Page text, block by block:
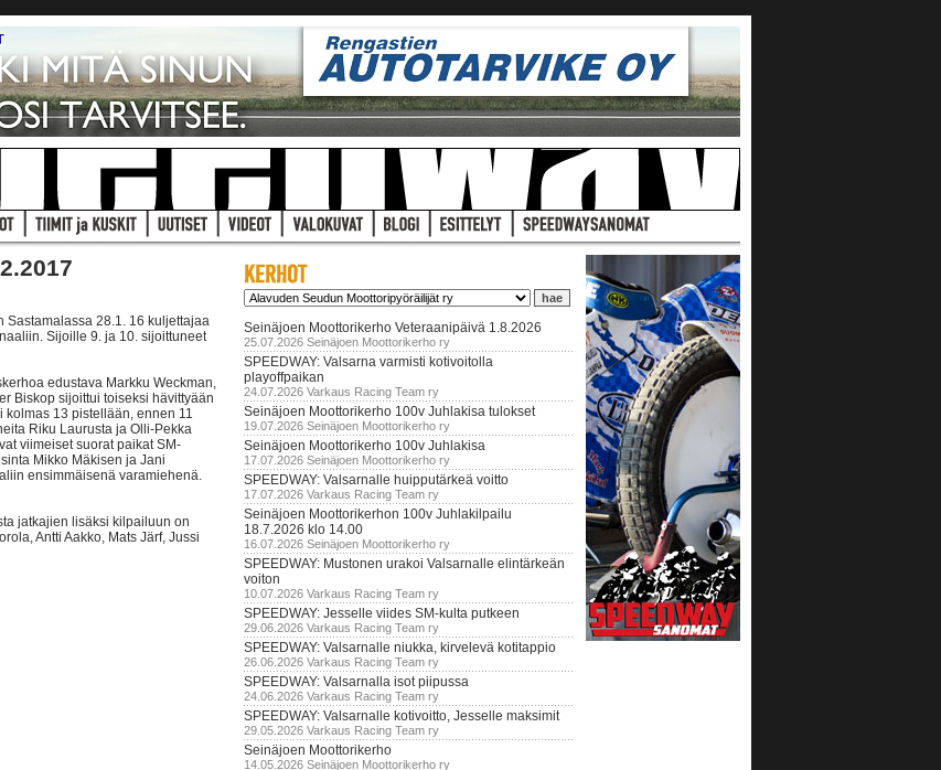
28.1. 16 kuljettajaa
Sijoille 9. ja 10. sijoittuneet
edustava Markku Weckman,
Biskop sijoittui toiseksi hävittyään
13 pistellään, ennen 11
Riku Laurusta ja Olli-Pekka
viimeiset suorat paikat SM-
Mikko Mäkisen ja Jani
ensimmäisenä varamiehenä.
jatkajien lisäksi kilpailuun on
Antti Aakko, Mats Järf, Jussi
Seinäjoen Moottorikerho Veteraanipäivä 1.8.2026
25.07.2026 Seinäjoen Moottorikerho ry
SPEEDWAY: Valsarna varmisti kotivoitolla
playoffpaikan
24.07.2026 Varkaus Racing Team ry
Seinäjoen Moottorikerho 100v Juhlakisa tulokset
19.07.2026 Seinäjoen Moottorikerho ry
Seinäjoen Moottorikerho 100v Juhlakisa
17.07.2026 Seinäjoen Moottorikerho ry
SPEEDWAY: Valsarnalle huipputärkeä voitto
17.07.2026 Varkaus Racing Team ry
Seinäjoen Moottorikerhon 100v Juhlakilpailu
18.7.2026 klo 14.00
16.07.2026 Seinäjoen Moottorikerho ry
SPEEDWAY: Mustonen urakoi Valsarnalle elintärkeän
voiton
10.07.2026 Varkaus Racing Team ry
SPEEDWAY: Jesselle viides SM-kulta putkeen
29.06.2026 Varkaus Racing Team ry
SPEEDWAY: Valsarnalle niukka, kirvelevä kotitappio
26.06.2026 Varkaus Racing Team ry
SPEEDWAY: Valsarnalla isot piipussa
24.06.2026 Varkaus Racing Team ry
SPEEDWAY: Valsarnalle kotivoitto, Jesselle maksimit
29.05.2026 Varkaus Racing Team ry
Seinäjoen Moottorikerho
14.05.2026 Seinäjoen Moottorikerho ry